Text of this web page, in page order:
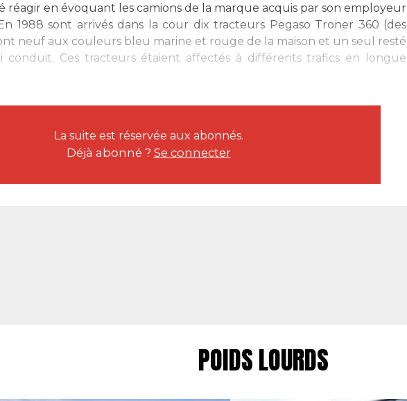
réagir en évoquant les camions de la marque acquis par son employeur
1988 sont arrivés dans la cour dix tracteurs Pegaso Troner 360 (des
neuf aux couleurs bleu marine et rouge de la maison et un seul resté
conduit. Ces tracteurs étaient affectés à différents trafics en longue
La suite est réservée aux abonnés.
Déjà abonné ? Se connecter
POIDS LOURDS